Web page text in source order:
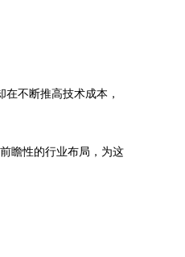
不断推高技术成本，
瞻性的行业布局，为这